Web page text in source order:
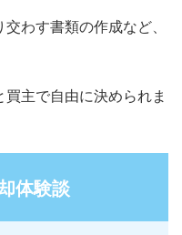
わす書類の作成など、
主で自由に決められま
体験談